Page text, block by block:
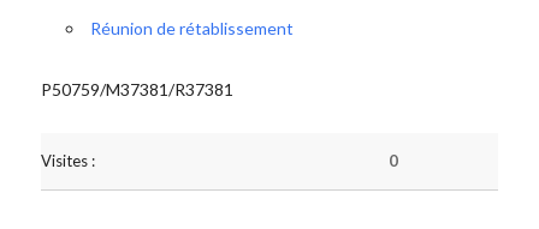
Réunion de rétablissement
P50759/M37381/R37381
Visites : 0